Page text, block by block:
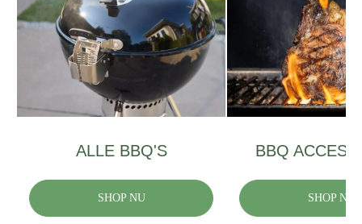
ALLE BBQ'S
SHOP NU
BBQ
SHOP NU